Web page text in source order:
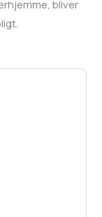
bliver